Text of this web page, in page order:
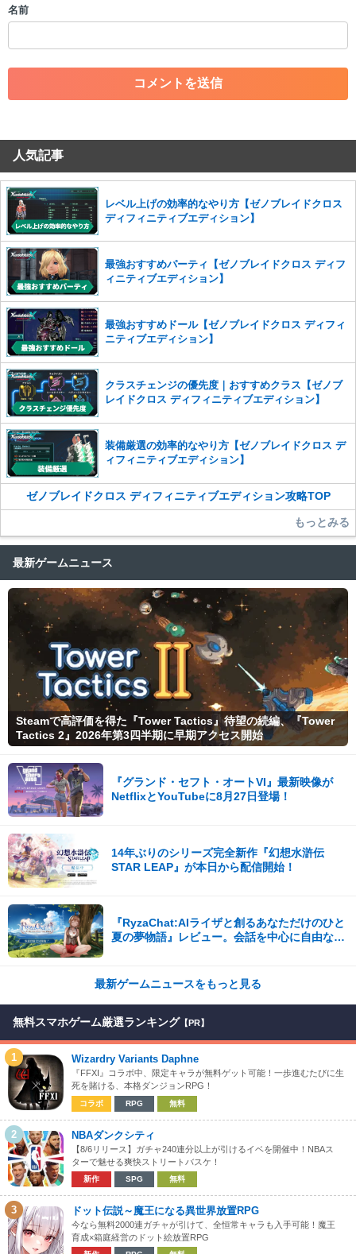
・一度削除された投稿を再び投稿すること
・アカウントの売買など金銭が絡む内容の投稿
・各ゲームのネタバレを含む内容の投稿
・その他、管理者が不適切と判断した投稿
コメントの削除を申請する
せていただきます。ご了承ください。
※一度削除したコメントは復元ができませんのでご注意くだ
さい。
また、過度な利用規約の違反や、弊社に損害の及ぶ内容の書き込みがあ
った場合は、法的措置をとらせていただく場合もございますので、あら
かじめご理解くださいませ。
名前
人気記事
レベル上げの効率的なやり方【ゼノブレイドクロス
ディフィニティブエディション】
最強おすすめパーティ【ゼノブレイドクロス ディフ
ィニティブエディション】
最強おすすめドール【ゼノブレイドクロス ディフィ
ニティブエディション】
クラスチェンジの優先度｜おすすめクラス【ゼノブ
レイドクロス ディフィニティブエディション】
装備厳選の効率的なやり方【ゼノブレイドクロス デ
ィフィニティブエディション】
ゼノブレイドクロス ディフィニティブエディション攻略TOP
もっとみる
最新ゲームニュース
Steamで高評価を得た『Tower Tactics』待望の続編、『Tower
Tactics 2』2026年第3四半期に早期アクセス開始
『グランド・セフト・オートVI』最新映像が
NetflixとYouTubeに8月27日登場！
14年ぶりのシリーズ完全新作『幻想水滸伝
STAR LEAP』が本日から配信開始！
『RyzaChat:AIライザと創るあなただけのひと
夏の夢物語』レビュー。会話を中心に自由な冒
最新ゲームニュースをもっと見る
無料スマホゲーム厳選ランキング 【PR】
1 Wizardry Variants Daphne
『FFXI』コラボ中、限定キャラが無料ゲット可能！一歩進むたびに生
死を賭ける、本格ダンジョンRPG！
コラボ RPG 無料
2 NBAダンクシティ
【8/6リリース】ガチャ240連分以上が引けるイベを開催中！NBAス
ターで魅せる爽快ストリートバスケ！
新作 SPG 無料
3 ドット伝説～魔王になる異世界放置RPG
今なら無料2000連ガチャが引けて、全恒常キャラも入手可能！魔王
育成×箱庭経営のドット絵放置RPG